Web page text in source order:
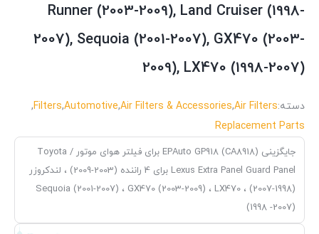
Runner (2003-2009), Land Cruiser (1998-
2007), Sequoia (2001-2007), GX470 (2003-
2009), LX470 (1998-2007)
دسته:Air Filters
,
Air Filters & Accessories
,
Automotive
,
Filters
,
Replacement Parts
جایگزینی EPAuto GP918 (CA8918) برای فیلتر هوای موتور Toyota /
Lexus Extra Panel Guard Panel برای 4 راننده (2003-2009) ، لندکروزر
(1998-2007) ، Sequoia (2001-2007) ، GX470 (2003-2009) ، LX470
(1998 -2007)